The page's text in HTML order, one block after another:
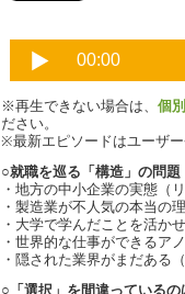
※再生できない場合は、 個
ださい。
※最新エピソードはユーザ
○就職を巡る「構造」の問題
・地方の中小企業の実態（
・製造業が不人気の本当の
・大学で学んだことを活か
・世界的な仕事ができるア
・隠された業界がまだある
○「選択」を間違っているの